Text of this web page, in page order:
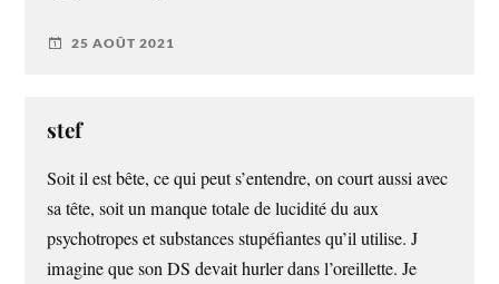
25 AOÛT 2021
stef
Soit il est bête, ce qui peut s’entendre, on court aussi avec
sa tête, soit un manque totale de lucidité du aux
psychotropes et substances stupéfiantes qu’il utilise. J
imagine que son DS devait hurler dans l’oreillette. Je